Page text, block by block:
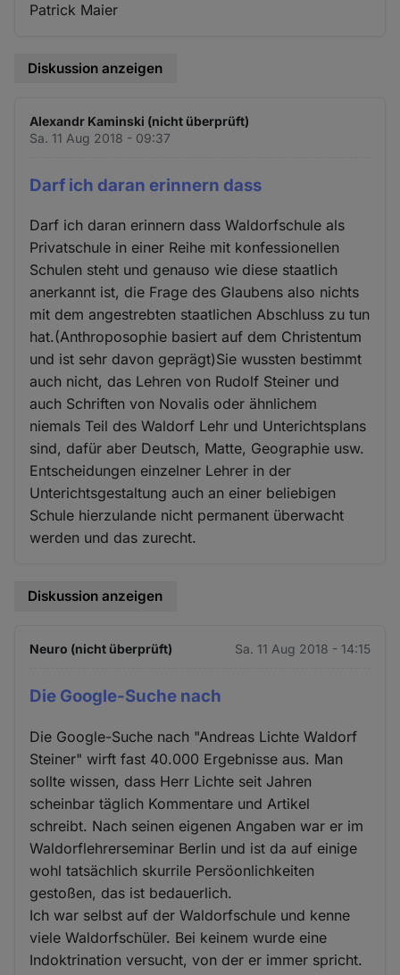
Patrick Maier
Diskussion anzeigen
Alexandr Kaminski (nicht überprüft)
Sa. 11 Aug 2018 - 09:37
Darf ich daran erinnern dass
Darf ich daran erinnern dass Waldorfschule als
Privatschule in einer Reihe mit konfessionellen
Schulen steht und genauso wie diese staatlich
anerkannt ist, die Frage des Glaubens also nichts
mit dem angestrebten staatlichen Abschluss zu tun
hat.(Anthroposophie basiert auf dem Christentum
und ist sehr davon geprägt)Sie wussten bestimmt
auch nicht, das Lehren von Rudolf Steiner und
auch Schriften von Novalis oder ähnlichem
niemals Teil des Waldorf Lehr und Unterichtsplans
sind, dafür aber Deutsch, Matte, Geographie usw.
Entscheidungen einzelner Lehrer in der
Unterichtsgestaltung auch an einer beliebigen
Schule hierzulande nicht permanent überwacht
werden und das zurecht.
Diskussion anzeigen
Neuro (nicht überprüft) Sa. 11 Aug 2018 - 14:15
Die Google-Suche nach
Die Google-Suche nach "Andreas Lichte Waldorf
Steiner" wirft fast 40.000 Ergebnisse aus. Man
sollte wissen, dass Herr Lichte seit Jahren
scheinbar täglich Kommentare und Artikel
schreibt. Nach seinen eigenen Angaben war er im
Waldorflehrerseminar Berlin und ist da auf einige
wohl tatsächlich skurrile Persöonlichkeiten
gestoßen, das ist bedauerlich.
Ich war selbst auf der Waldorfschule und kenne
viele Waldorfschüler. Bei keinem wurde eine
Indoktrination versucht, von der er immer spricht.